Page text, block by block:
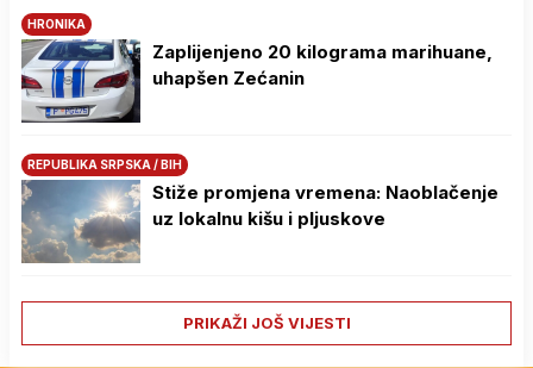
HRONIKA
Zaplijenjeno 20 kilograma marihuane,
uhapšen Zećanin
REPUBLIKA SRPSKA / BIH
Stiže promjena vremena: Naoblačenje
uz lokalnu kišu i pljuskove
PRIKAŽI JOŠ VIJESTI